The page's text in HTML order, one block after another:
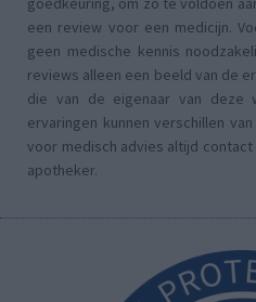
een review voor een medicijn.
geen medische kennis
reviews alleen een beeld van de
die van de eigenaar van deze
ervaringen kunnen verschillen
voor medisch advies altijd
apotheker.